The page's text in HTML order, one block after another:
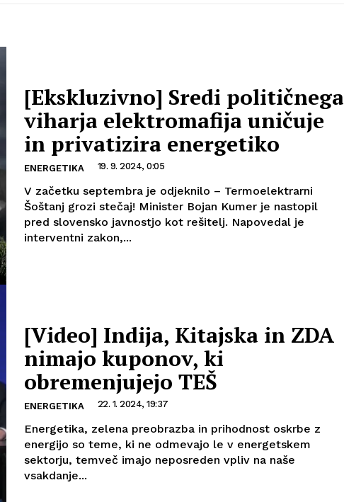
[Ekskluzivno] Sredi političnega
viharja elektromafija uničuje
in privatizira energetiko
ENERGETIKA 19. 9. 2024, 0:05
V začetku septembra je odjeknilo – Termoelektrarni
Šoštanj grozi stečaj! Minister Bojan Kumer je nastopil
pred slovensko javnostjo kot rešitelj. Napovedal je
interventni zakon,...
[Video] Indija, Kitajska in ZDA
nimajo kuponov, ki
obremenjujejo TEŠ
ENERGETIKA 22. 1. 2024, 19:37
Energetika, zelena preobrazba in prihodnost oskrbe z
energijo so teme, ki ne odmevajo le v energetskem
sektorju, temveč imajo neposreden vpliv na naše
vsakdanje...